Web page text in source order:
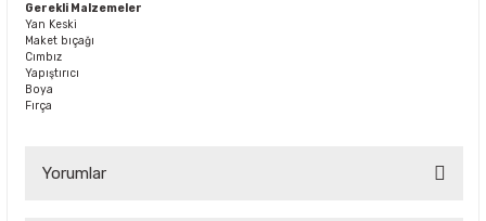
Gerekli Malzemeler
Yan Keski
Maket bıçağı
Cımbız
Yapıştırıcı
Boya
Fırça
Yorumlar